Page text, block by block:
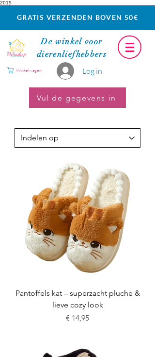
2015
GRATIS VERZENDEN BOVEN 50€
De winkel voor
dierenliefhebbers
Log in
Winkelwagen
Vul de gegevens in
Pantoffels kat – superzacht pluche &
lieve cozy look
Prijs
€ 14,95